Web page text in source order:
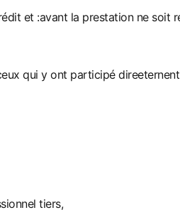
et :avant la prestation ne soit
qui y ont participé
tiers,